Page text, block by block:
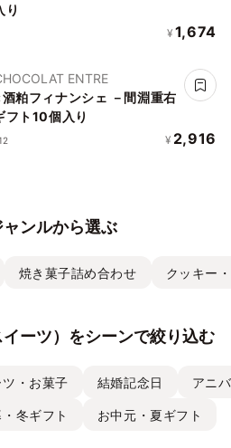
り
¥ 1,674
ENTRE
酒粕フィナンシェ －間淵重右
フト10個入り
¥ 2,916
ンルから選ぶ
焼き菓子詰め合わせ クッキー
ーツ）をシーンで絞り込む
・お菓子 結婚記念日 アニ
冬ギフト お中元・夏ギフト